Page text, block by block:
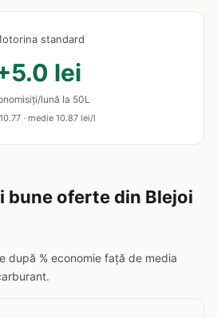
standard
lei
lună la 50L
· medie 10.87 lei/l
bune oferte din Blejoi
după % economie față de media